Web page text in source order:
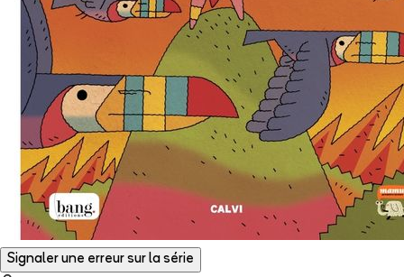
Signaler une erreur sur la série